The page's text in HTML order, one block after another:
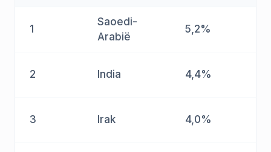
1
Saoedi-
Arabië
5,2%
2 India 4,4%
3 Irak 4,0%